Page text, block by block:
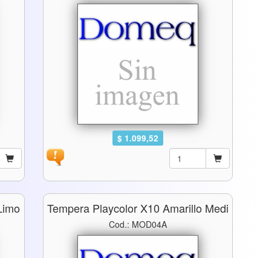
$ 1.099,52
Tempera Playcolor X10 Amarillo Medi
Cod.: MOD04A